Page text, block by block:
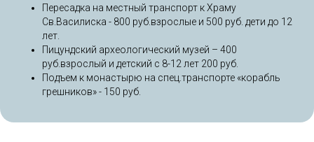
Пересадка на местный транспорт к Храму
Св.Василиска - 800 руб.взрослые и 500 руб. дети до 12
лет.
Пицундский археологический музей – 400
руб.взрослый и детский с 8-12 лет 200 руб.
Подъем к монастырю на спец.транспорте «корабль
грешников» - 150 руб.